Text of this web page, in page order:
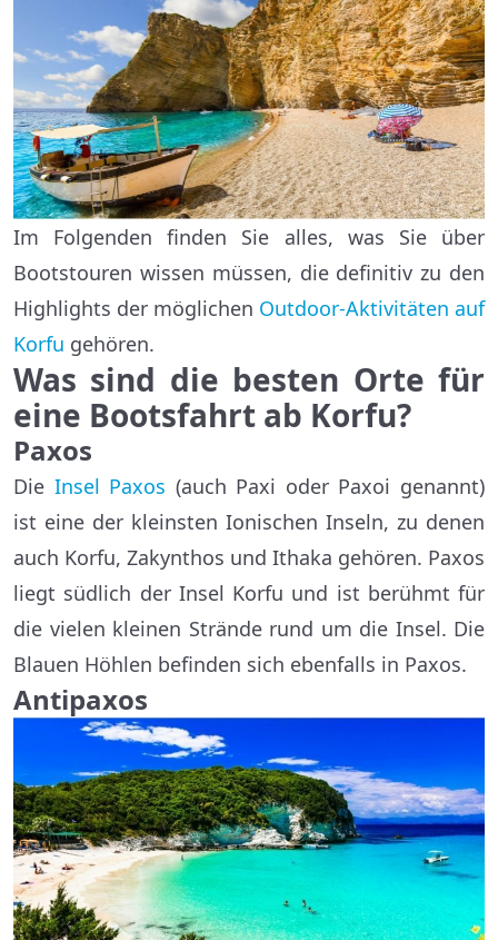
Im Folgenden finden Sie alles, was Sie über
Bootstouren wissen müssen, die definitiv zu den
Highlights der möglichen Outdoor-Aktivitäten auf
Korfu gehören.
Was sind die besten Orte für
eine Bootsfahrt ab Korfu?
Paxos
Die Insel Paxos (auch Paxi oder Paxoi genannt)
ist eine der kleinsten Ionischen Inseln, zu denen
auch Korfu, Zakynthos und Ithaka gehören. Paxos
liegt südlich der Insel Korfu und ist berühmt für
die vielen kleinen Strände rund um die Insel. Die
Blauen Höhlen befinden sich ebenfalls in Paxos.
Antipaxos